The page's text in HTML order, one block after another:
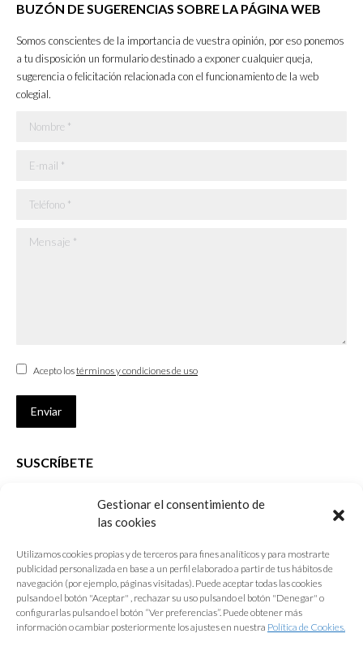
Gestionar el consentimiento de
las cookies
Utilizamos cookies propias y de terceros para fines analíticos y para mostrarte
publicidad personalizada en base a un perfil elaborado a partir de tus hábitos de
navegación (por ejemplo, páginas visitadas). Puede aceptar todas las cookies
pulsando el botón "Aceptar" , rechazar su uso pulsando el botón "Denegar" o
configurarlas pulsando el botón “Ver preferencias”. Puede obtener más
información o cambiar posteriormente los ajustes en nuestra Política de Cookies.
opens
new
window
opens
new
window
opens
new
window
opens
in
new
window
BUZÓN DE SUGERENCIAS SOBRE LA PÁGINA WEB
Somos conscientes de la importancia de vuestra opinión, por eso ponemos
a tu disposición un formulario destinado a exponer cualquier queja,
sugerencia o felicitación relacionada con el funcionamiento de la web
colegial.
Nombre *
E-mail *
Teléfono *
Mensaje *
Acepto lostérminos y condiciones de uso
Enviar
SUSCRÍBETE
que desarrolla el Colegio de Arquitectos de Cádiz
E-mail *
Acepto lostérminos y condiciones de uso